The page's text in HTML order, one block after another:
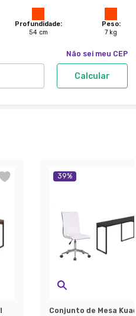
Profundidade:
54cm
Peso:
7 kg
Não sei meu CEP
Calcular
39%
Conjunto de Mesa